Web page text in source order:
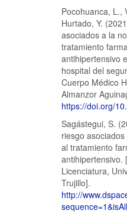
Pocohuanca, L.,
Hurtado, Y.
asociados a la
tratamiento
antihipertensivo
hospital del
Cuerpo Médico
Almanzor
https://doi.org/
Sagástegui, S.
riesgo
al tratamiento
antihipertensivo.
Licenciatura,
Trujillo].
http://